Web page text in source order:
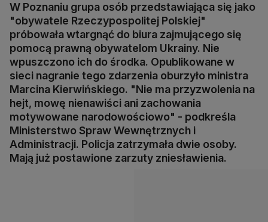
W Poznaniu grupa osób przedstawiająca się jako
"obywatele Rzeczypospolitej Polskiej"
próbowała wtargnąć do biura zajmującego się
pomocą prawną obywatelom Ukrainy. Nie
wpuszczono ich do środka. Opublikowane w
sieci nagranie tego zdarzenia oburzyło ministra
Marcina Kierwińskiego. "Nie ma przyzwolenia na
hejt, mowę nienawiści ani zachowania
motywowane narodowościowo" - podkreśla
Ministerstwo Spraw Wewnętrznych i
Administracji. Policja zatrzymała dwie osoby.
Mają już postawione zarzuty zniesławienia.